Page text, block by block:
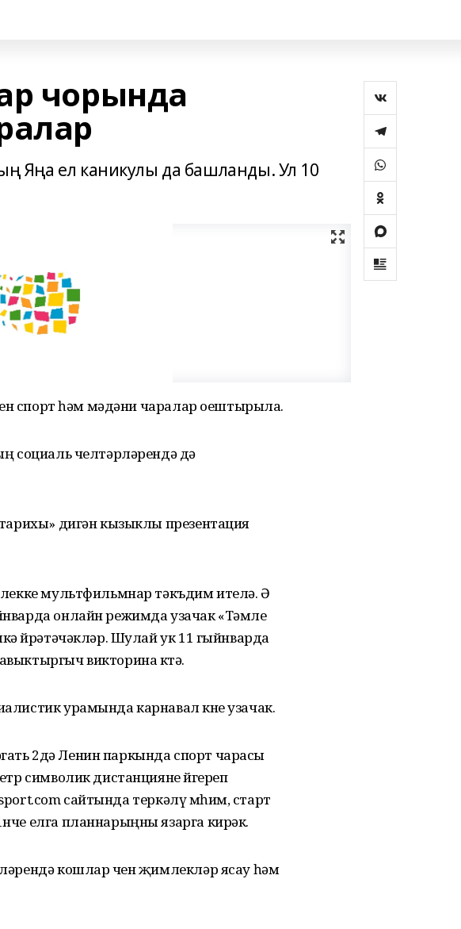
чорында
Яңа ел каникулы да башланды. Ул 10
спорт һәм мәдәни чаралар оештырыла.
социаль челтәрләрендә дә
дигән кызыклы презентация
мультфильмнар тәкъдим ителә. Ә
онлайн режимда узачак «Тәмле
өйрәтәчәкләр. Шулай ук 11 гыйнварда
викторина көтә.
урамында карнавал көне узачак.
2дә Ленин паркында спорт чарасы
символик дистанцияне йөгереп
сайтында теркәлү мөһим, старт
елга планнарыңны язарга кирәк.
кошлар өчен җимлекләр ясау һәм